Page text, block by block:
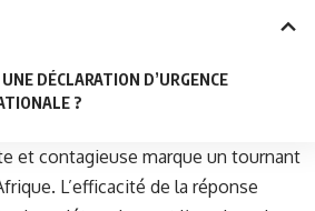
DÉCLARATION D’URGENCE
?
et contagieuse marque un tournant
L’efficacité de la réponse